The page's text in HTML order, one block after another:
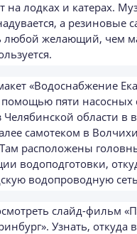
на лодках и катерах.
а резиновые
любой желающий, чем
«Водоснабжение
помощью пяти насосных
Челябинской области в
самотеком в
расположены
водоподготовки,
водопроводную
слайд-фильм
Узнать, откуда